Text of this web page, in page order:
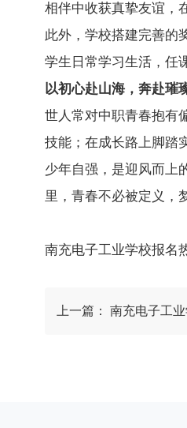
相伴中收获真挚友谊，
此外，学校搭建完善的
学生日常学习生活，任
以初心赴山海，奔赴璀
世人常对中职青春抱有
技能；在成长路上脚踏
少年自强，是迎风而上
里，青春不必被定义，
南充电子工业学校报名
上一篇： 南充电子工